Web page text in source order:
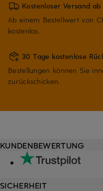
Kostenloser Versand ab
Ab einem Bestellwert von
kostenlos.
30 Tage kostenlose
Bestellungen können Sie
zurückschicken.
KUNDENBEWERTUNG
SICHERHEIT